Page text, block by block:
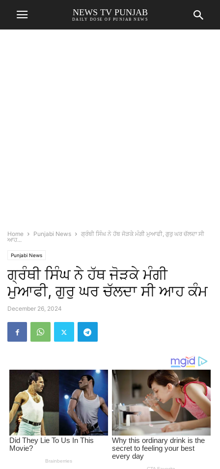
NEWS TV PUNJAB
DAILY DOSE OF PUNJAB NEWS
Home Punjabi News
ਗ੍ਰੰਥੀ ਸਿੰਘ ਨੇ ਹੱਥ ਜੋੜਕੇ ਮੰਗੀ ਮੁਆਫੀ, ਗੁਰੁ ਘਰ ਚੱਲਦਾ ਸੀ
ਆਹ...
Punjabi News
ਗ੍ਰੰਥੀ ਸਿੰਘ ਨੇ ਹੱਥ ਜੋੜਕੇ ਮੰਗੀ
ਮੁਆਫੀ, ਗੁਰੁ ਘਰ ਚੱਲਦਾ ਸੀ ਆਹ ਕੰਮ
December 26, 2024